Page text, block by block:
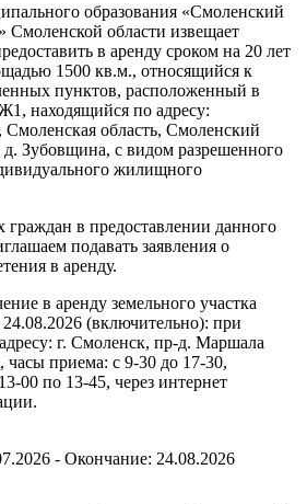
образования «Смоленский
области извещает
в аренду сроком на 20 лет
1500 кв.м., относящийся к
пунктов, расположенный в
находящийся по адресу:
Смоленская область, Смоленский
Зубовщина, с видом разрешенного
жилищного
граждан в предоставлении данного
подавать заявления о
в аренду.
в аренду земельного участка
(включительно): при
г. Смоленск, пр-д. Маршала
часы приема: с 9-30 до 17-30,
00 по 13-45, через интернет
- Окончание: 24.08.2026